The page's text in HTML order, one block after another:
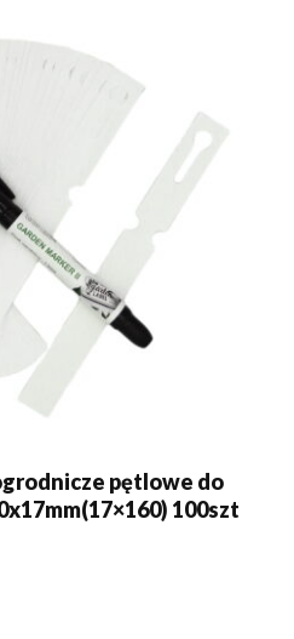
pętlowe do
100szt